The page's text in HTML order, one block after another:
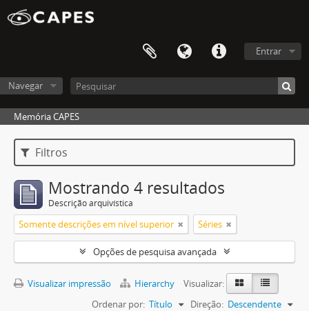
Entrar
Navegar
Memória CAPES
Filtros
Mostrando 4 resultados
Descrição arquivística
Somente descrições em nível superior Séries
Opções de pesquisa avançada
Visualizar impressão Hierarchy
Visualizar:
Ordenar por: Título Direção: Descendente